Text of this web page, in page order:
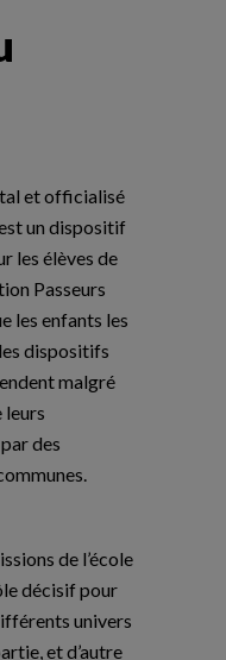
et officialisé
un dispositif
les élèves de
Passeurs
les enfants les
dispositifs
malgré
leurs
des
de l’école
décisif pour
univers
et d’autre